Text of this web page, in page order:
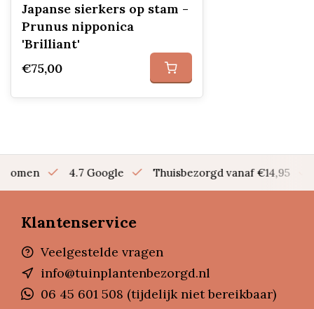
Japanse sierkers op stam -
Prunus nipponica
'Brilliant'
€75,00
bomen 4.7 Google Thuisbezorgd vanaf €14,95
Klantenservice
Veelgestelde vragen
info@tuinplantenbezorgd.nl
06 45 601 508 (tijdelijk niet bereikbaar)